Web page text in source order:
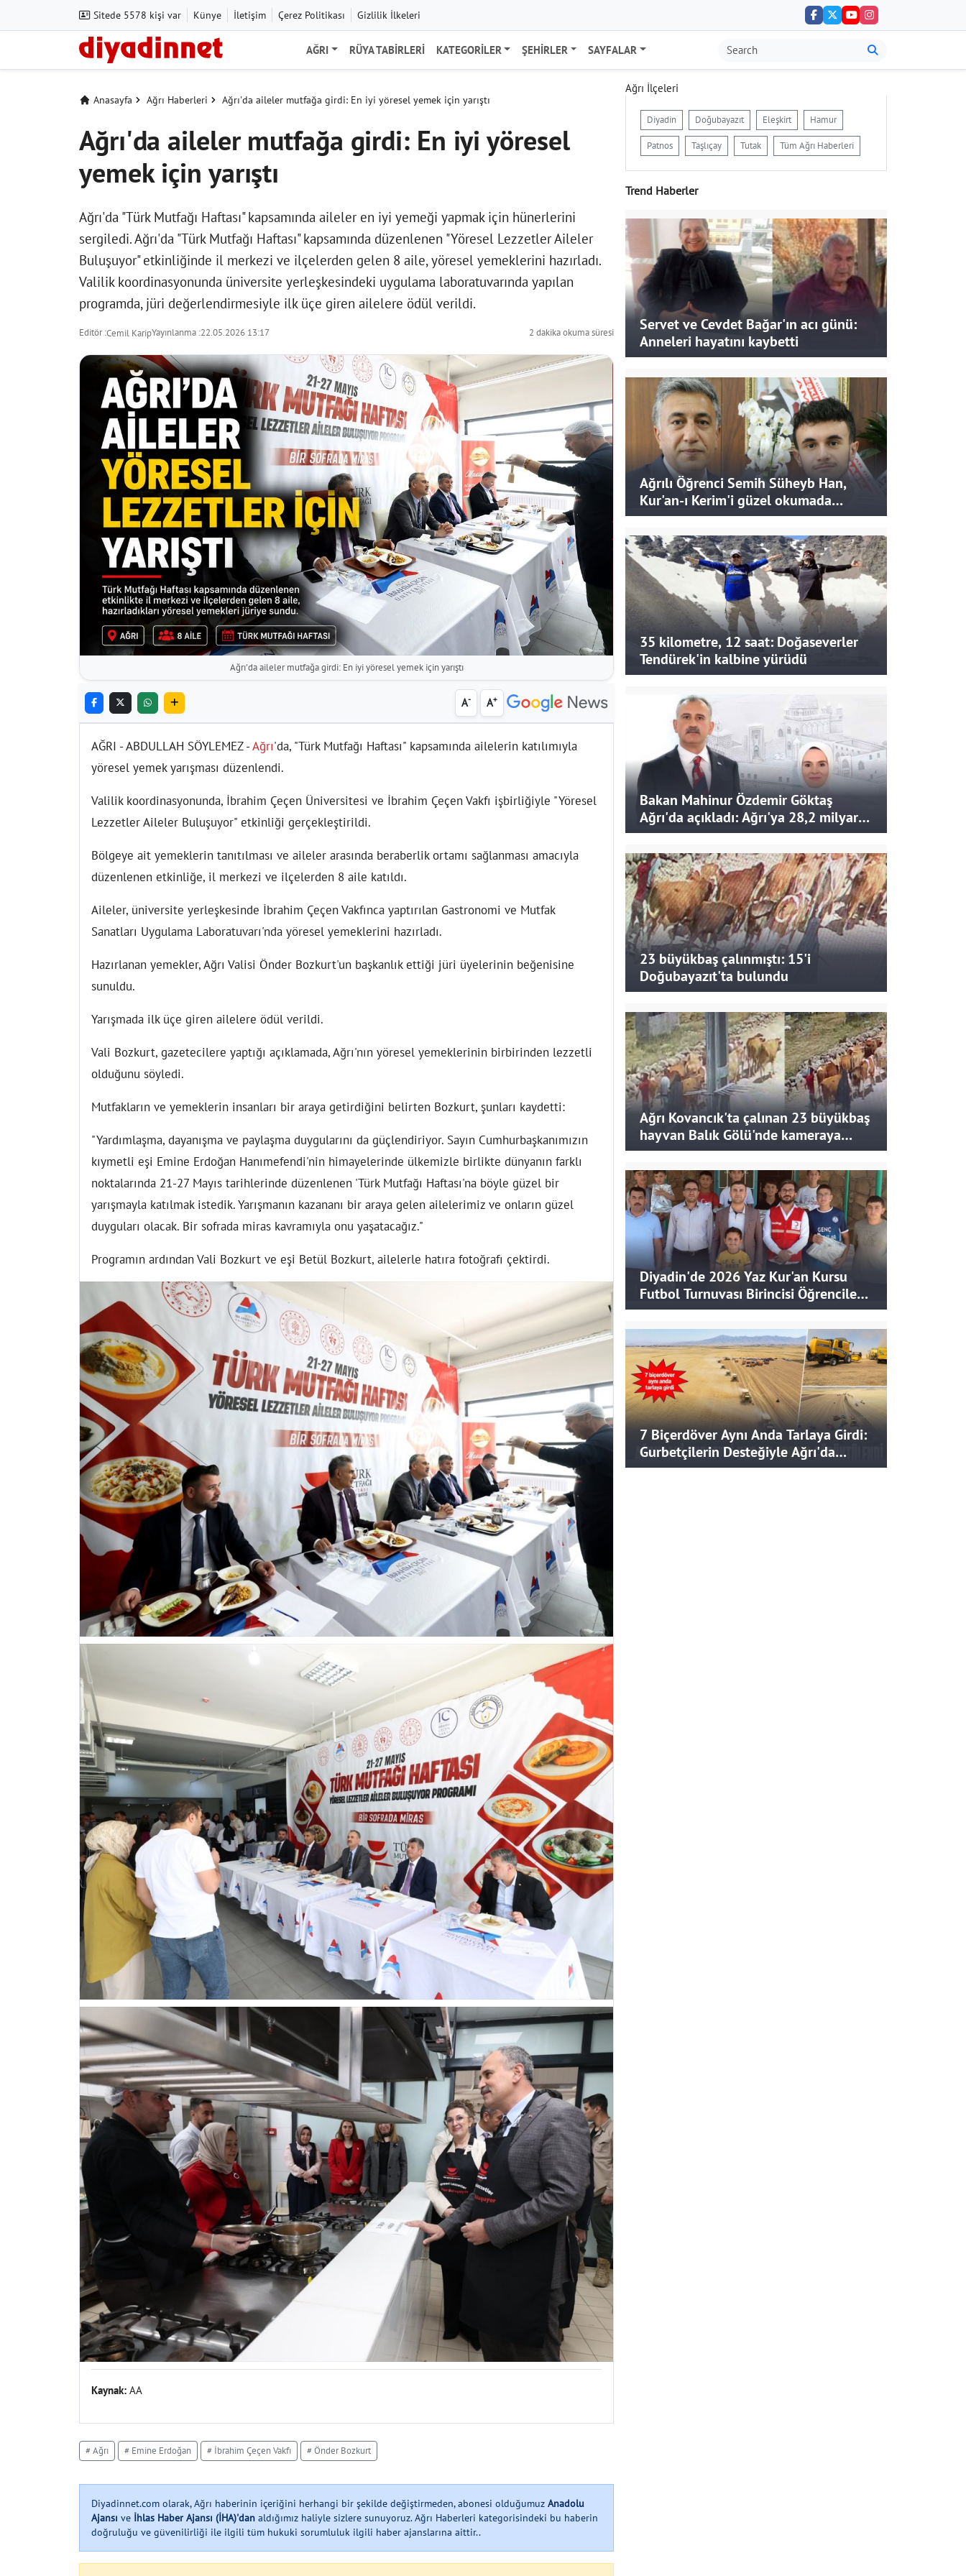
Sitede 5578 kişi var Künye İletişim Çerez Politikası Gizlilik İlkeleri
AĞRI RÜYA TABIRLERI KATEGORILER ŞEHIRLER SAYFALAR
Anasayfa Ağrı Haberleri Ağrı'da aileler mutfağa girdi: En iyi yöresel yemek için yarıştı
Ağrı'da aileler mutfağa girdi: En iyi yöresel
yemek için yarıştı
Ağrı'da "Türk Mutfağı Haftası" kapsamında aileler en iyi yemeği yapmak için hünerlerini
sergiledi. Ağrı'da "Türk Mutfağı Haftası" kapsamında düzenlenen "Yöresel Lezzetler Aileler
Buluşuyor" etkinliğinde il merkezi ve ilçelerden gelen 8 aile, yöresel yemeklerini hazırladı.
Valilik koordinasyonunda üniversite yerleşkesindeki uygulama laboratuvarında yapılan
programda, jüri değerlendirmesiyle ilk üçe giren ailelere ödül verildi.
Editör :Cemil KaripYayınlanma :22.05.2026 13:17 2 dakika okuma süresi
Ağrı'da aileler mutfağa girdi: En iyi yöresel yemek için yarıştı
A- A+
AĞRI - ABDULLAH SÖYLEMEZ -Ağrı'da, "Türk Mutfağı Haftası" kapsamında ailelerin katılımıyla
yöresel yemek yarışması düzenlendi.
Valilik koordinasyonunda, İbrahim Çeçen Üniversitesi ve İbrahim Çeçen Vakfı işbirliğiyle "Yöresel
Lezzetler Aileler Buluşuyor" etkinliği gerçekleştirildi.
Bölgeye ait yemeklerin tanıtılması ve aileler arasında beraberlik ortamı sağlanması amacıyla
düzenlenen etkinliğe, il merkezi ve ilçelerden 8 aile katıldı.
Aileler, üniversite yerleşkesinde İbrahim Çeçen Vakfınca yaptırılan Gastronomi ve Mutfak
Sanatları Uygulama Laboratuvarı'nda yöresel yemeklerini hazırladı.
Hazırlanan yemekler, Ağrı Valisi Önder Bozkurt'un başkanlık ettiği jüri üyelerinin beğenisine
sunuldu.
Yarışmada ilk üçe giren ailelere ödül verildi.
Vali Bozkurt, gazetecilere yaptığı açıklamada, Ağrı'nın yöresel yemeklerinin birbirinden lezzetli
olduğunu söyledi.
Mutfakların ve yemeklerin insanları bir araya getirdiğini belirten Bozkurt, şunları kaydetti:
"Yardımlaşma, dayanışma ve paylaşma duygularını da güçlendiriyor. Sayın Cumhurbaşkanımızın
kıymetli eşi Emine Erdoğan Hanımefendi'nin himayelerinde ülkemizle birlikte dünyanın farklı
noktalarında 21-27 Mayıs tarihlerinde düzenlenen 'Türk Mutfağı Haftası'na böyle güzel bir
yarışmayla katılmak istedik. Yarışmanın kazananı bir araya gelen ailelerimiz ve onların güzel
duyguları olacak. Bir sofrada miras kavramıyla onu yaşatacağız."
Programın ardından Vali Bozkurt ve eşi Betül Bozkurt, ailelerle hatıra fotoğrafı çektirdi.
Kaynak: AA
# Ağrı # Emine Erdoğan # İbrahim Çeçen Vakfı # Önder Bozkurt
Diyadinnet.com olarak, Ağrı haberinin içeriğini herhangi bir şekilde değiştirmeden, abonesi olduğumuz Anadolu
Ajansı ve İhlas Haber Ajansı (İHA)'dan aldığımız haliyle sizlere sunuyoruz. Ağrı Haberleri kategorisindeki bu haberin
doğruluğu ve güvenilirliği ile ilgili tüm hukuki sorumluluk ilgili haber ajanslarına aittir..
Ağrı İlçeleri
Diyadin Doğubayazıt Eleşkirt Hamur
Patnos Taşlıçay Tutak Tüm Ağrı Haberleri
Trend Haberler
Servet ve Cevdet Bağar'ın acı günü:
Anneleri hayatını kaybetti
Ağrılı Öğrenci Semih Süheyb Han,
Kur'an-ı Kerim'i güzel okumada
Türkiye ikincisi oldu
35 kilometre, 12 saat: Doğaseverler
Tendürek'in kalbine yürüdü
Bakan Mahinur Özdemir Göktaş
Ağrı'da açıkladı: Ağrı'ya 28,2 milyar
liralık yatırım ve destek sağlandı
23 büyükbaş çalınmıştı: 15'i
Doğubayazıt'ta bulundu
Ağrı Kovancık'ta çalınan 23 büyükbaş
hayvan Balık Gölü'nde kameraya
takıldı
Diyadin'de 2026 Yaz Kur'an Kursu
Futbol Turnuvası Birincisi Öğrencilere
Hediye
7 Biçerdöver Aynı Anda Tarlaya Girdi:
Gurbetçilerin Desteğiyle Ağrı'da
Bereketli Hasat